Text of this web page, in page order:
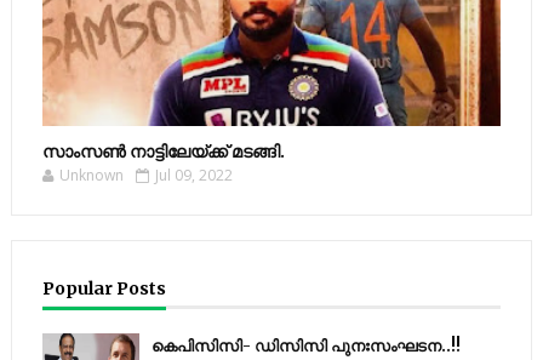
സാംസണ്‍ നാട്ടിലേയ്‌ക്ക് മടങ്ങി.
Unknown Jul 09, 2022
Popular Posts
കെപിസിസി- ഡിസിസി പുനഃസംഘടന..!!